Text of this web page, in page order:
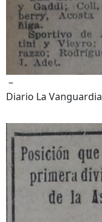
–
Diario La Vanguardia